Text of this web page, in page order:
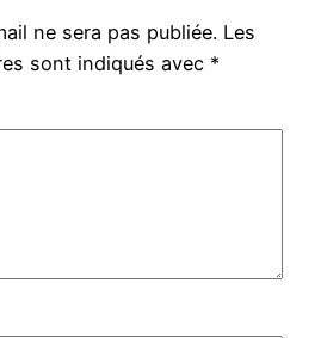
ne sera pas publiée. Les
sont indiqués avec *